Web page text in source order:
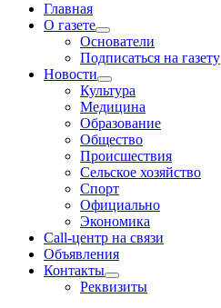
Главная
О газете
Основатели
Подписаться на газету
Новости
Культура
Медицина
Образование
Общество
Происшествия
Сельское хозяйство
Спорт
Официально
Экономика
Call-центр на связи
Объявления
Контакты
Реквизиты